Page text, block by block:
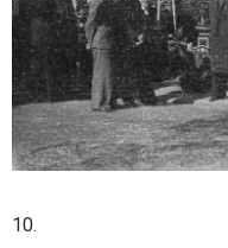
10.